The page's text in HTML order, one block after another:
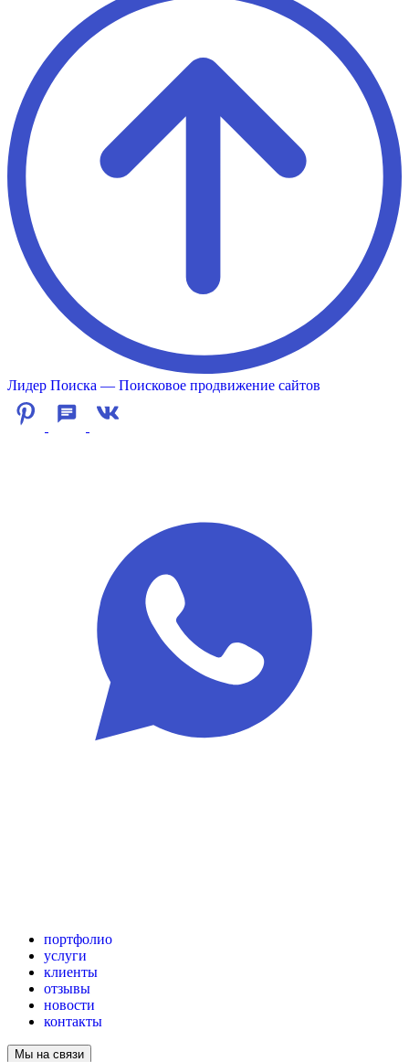
Лидер Поиска — Поисковое продвижение сайтов
портфолио
услуги
клиенты
отзывы
новости
контакты
Мы на связи